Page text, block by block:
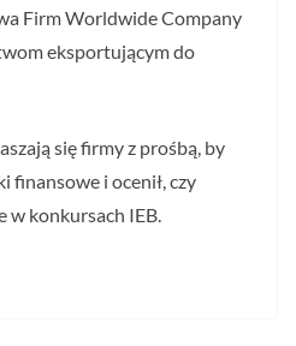
Firm Worldwide Company
eksportującym do
się firmy z prośbą, by
finansowe i ocenił, czy
w konkursach IEB.